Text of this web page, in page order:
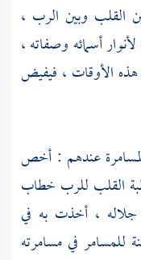
القلب وبين الرب ،
أسمائه وصفاته ،
هذه الأوقات ، فيفيض
عندهم : أخص
القلب للرب خطاب
جلاله ، أخذت به في
للمسامر في مسامرته